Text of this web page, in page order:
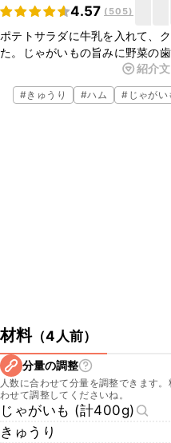
4.57 ( 505)
ポテトサラダに牛乳を入れて、
た。じゃがいもの旨みに野菜の
とよく合います。アクセントに
す。火を使わず電子レンジで作
です。ぜひお試しくださいね。
紹介
#きゅうり #ハム # じゃがい
材料（4人前）
分量の調整
人数に合わせて分量を調整できます
わせて調整してくださいね。
じゃがいも (計400g)
きゅうり